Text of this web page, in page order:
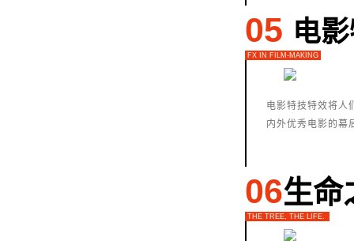
05 电
FX IN FILM-MAKING
电影特技特效将人
内外优秀电影的幕
06生命
THE TREE, THE LIFE.